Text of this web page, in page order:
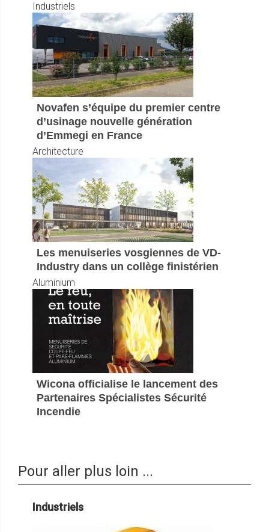
Industriels
Novafen s’équipe du premier centre
d’usinage nouvelle génération
d’Emmegi en France
Architecture
Les menuiseries vosgiennes de VD-
Industry dans un collège finistérien
Aluminium
Wicona officialise le lancement des
Partenaires Spécialistes Sécurité
Incendie
Pour aller plus loin ...
Industriels